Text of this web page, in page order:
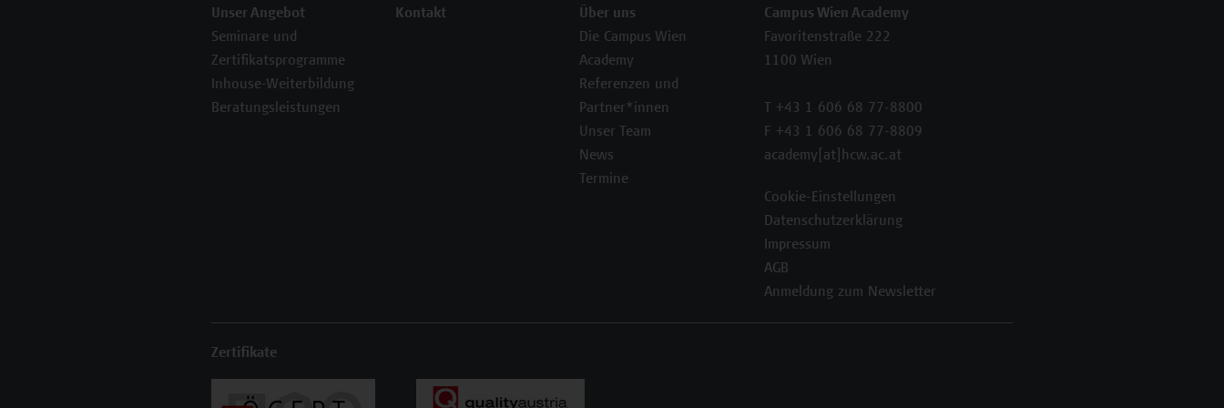
Unser Angebot
Seminare und
Zertifikatsprogramme
Inhouse-Weiterbildung
Beratungsleistungen
Über uns
Die Campus Wien
Academy
Referenzen und
Partner*innen
Unser Team
News
Termine
Kontakt
Campus Wien Academy
Favoritenstraße 222
1100 Wien
T +43 1 606 68 77-8800
F +43 1 606 68 77-8809
academy[at]hcw.ac.at
Cookie-Einstellungen
Datenschutzerklärung
Impressum
AGB
Anmeldung zum Newsletter
Zertifikate